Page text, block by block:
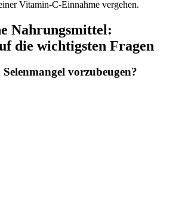
Vitamin-C-Einnahme vergehen.
Nahrungsmittel:
die wichtigsten Fragen
vorzubeugen?